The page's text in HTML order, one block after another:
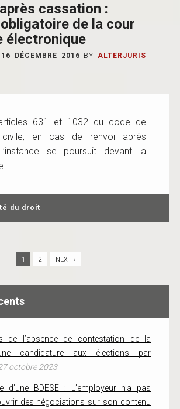
cassation :
de la cour
électronique
16 DÉCEMBRE 2016 BY ALTERJURIS
631 et 1032 du code de
civile, en cas de renvoi après
se poursuit devant la
du droit
1 2 NEXT ›
de l’absence de contestation de la
candidature aux élections par
octobre 2023
d’une BDESE : L’employeur n’a pas
des négociations sur son contenu